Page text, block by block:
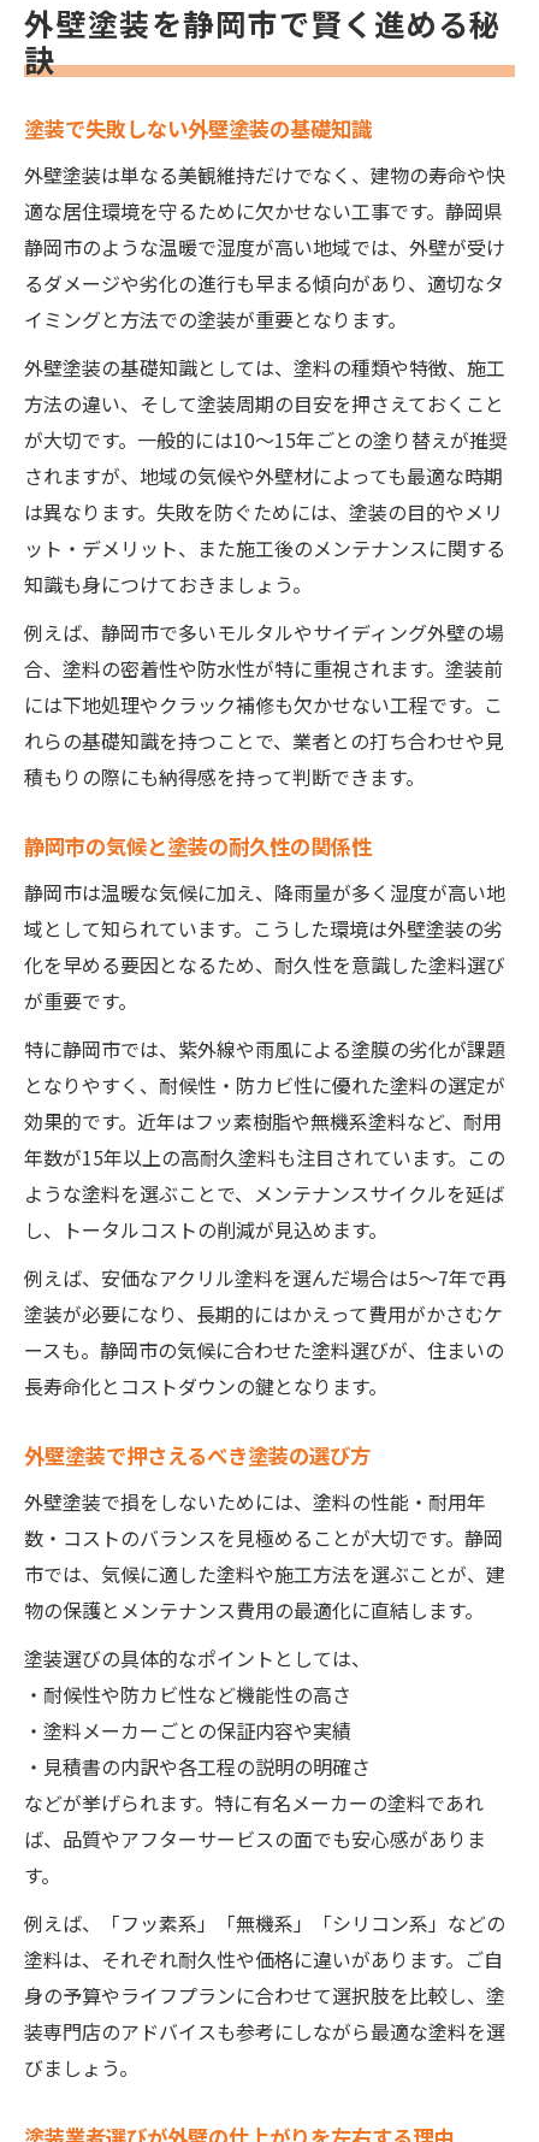
塗装選びで損しない静岡市の最新事情
塗装の種類と静岡市外壁塗装のトレンド
塗装業者と外壁塗装の見積もり比較方法
静岡市で信頼できる塗装のポイントを解説
塗装費用の相場と外壁塗装で損しないコツ
口コミで選ぶ静岡市塗装業者の選定術
補助金活用が叶える外壁塗装の新常識
塗装の補助金制度を静岡市で賢く使う方法
外壁塗装と塗装補助金の申請手順を解説
静岡市の外壁塗装補助金最新情報と注意点
塗装費用の負担軽減に役立つ補助金活用例
補助金申請で損しない塗装のタイミングと
は
静岡市で塗装業者を上手に比較するコツ
静岡市の塗装業者選定ポイントと注意点
見積もり比較で塗装費用と品質を見極める
口コミや実績から塗装業者を選ぶ方法
塗装業者のアフターサポートは外壁維持に
信頼できる塗装と施工品質を見極める方法
塗装の専門知識で外壁塗装品質をチェック
施工事例から見る塗装の信頼性と技術力
塗装業者の説明や保証内容で選ぶポイント
塗装後のメンテナンス体制と安心感の違い
外壁塗装で重視すべき塗装工程の確認項目
満足できる塗装を実現する判断ポイント
塗装で後悔しないための外壁塗装選択基準
塗装費用と耐久性のバランスを考える方法
業者選びと塗装プランで納得の仕上がりへ
外壁塗装を静岡市で賢く進める秘
訣
塗装で失敗しない外壁塗装の基礎知識
外壁塗装は単なる美観維持だけでなく、建物の寿命や快
適な居住環境を守るために欠かせない工事です。静岡県
静岡市のような温暖で湿度が高い地域では、外壁が受け
るダメージや劣化の進行も早まる傾向があり、適切なタ
イミングと方法での塗装が重要となります。
外壁塗装の基礎知識としては、塗料の種類や特徴、施工
方法の違い、そして塗装周期の目安を押さえておくこと
が大切です。一般的には10〜15年ごとの塗り替えが推奨
されますが、地域の気候や外壁材によっても最適な時期
は異なります。失敗を防ぐためには、塗装の目的やメリ
ット・デメリット、また施工後のメンテナンスに関する
知識も身につけておきましょう。
例えば、静岡市で多いモルタルやサイディング外壁の場
合、塗料の密着性や防水性が特に重視されます。塗装前
には下地処理やクラック補修も欠かせない工程です。こ
れらの基礎知識を持つことで、業者との打ち合わせや見
積もりの際にも納得感を持って判断できます。
静岡市の気候と塗装の耐久性の関係性
静岡市は温暖な気候に加え、降雨量が多く湿度が高い地
域として知られています。こうした環境は外壁塗装の劣
化を早める要因となるため、耐久性を意識した塗料選び
が重要です。
特に静岡市では、紫外線や雨風による塗膜の劣化が課題
となりやすく、耐候性・防カビ性に優れた塗料の選定が
効果的です。近年はフッ素樹脂や無機系塗料など、耐用
年数が15年以上の高耐久塗料も注目されています。この
ような塗料を選ぶことで、メンテナンスサイクルを延ば
し、トータルコストの削減が見込めます。
例えば、安価なアクリル塗料を選んだ場合は5〜7年で再
塗装が必要になり、長期的にはかえって費用がかさむケ
ースも。静岡市の気候に合わせた塗料選びが、住まいの
長寿命化とコストダウンの鍵となります。
外壁塗装で押さえるべき塗装の選び方
外壁塗装で損をしないためには、塗料の性能・耐用年
数・コストのバランスを見極めることが大切です。静岡
市では、気候に適した塗料や施工方法を選ぶことが、建
物の保護とメンテナンス費用の最適化に直結します。
塗装選びの具体的なポイントとしては、
・耐候性や防カビ性など機能性の高さ
・塗料メーカーごとの保証内容や実績
・見積書の内訳や各工程の説明の明確さ
などが挙げられます。特に有名メーカーの塗料であれ
ば、品質やアフターサービスの面でも安心感がありま
す。
例えば、「フッ素系」「無機系」「シリコン系」などの
塗料は、それぞれ耐久性や価格に違いがあります。ご自
身の予算やライフプランに合わせて選択肢を比較し、塗
装専門店のアドバイスも参考にしながら最適な塗料を選
びましょう。